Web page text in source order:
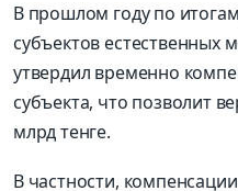
В прошлом году по
субъектов естественных
утвердил временно
субъекта, что позволит
млрд тенге.
В частности,